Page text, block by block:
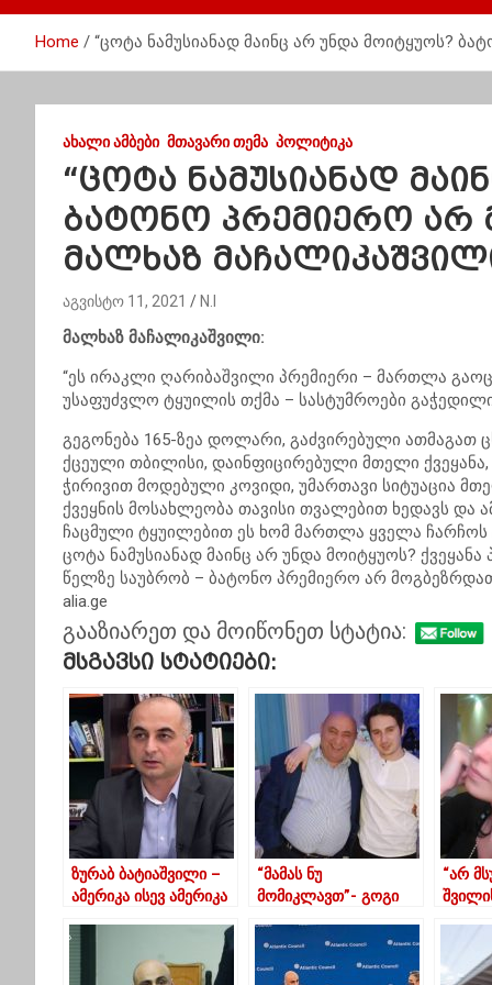
Home “ცოტა ნამუსიანად მაინც არ უნდა მოიტყუოს?
ᲐᲮᲐᲚᲘ ᲐᲛᲑᲔᲑᲘ ᲛᲗᲐᲕᲐᲠᲘ ᲗᲔᲛᲐ ᲞᲝᲚᲘᲢᲘᲙᲐ
“ცოტა ნამუსიანად
ბატონო პრემიერო არ
მალხაზ
აგვისტო 11, 2021 N.I
მალხაზ მაჩალიკაშვილი:
“ეს ირაკლი ღარიბაშვილი პრემიერი – მართლა
უსაფუძვლო ტყუილის თქმა – სასტუმროები
გეგონება 165-ზეა დოლარი, გაძვირებული ათმაგათ
ქცეული თბილისი, დაინფიცირებული მთელი
ჭირივით მოდებული კოვიდი, უმართავი სიტუაცია
ქვეყნის მოსახლეობა თავისი თვალებით ხედავს და
ჩაცმული ტყუილებით ეს ხომ მართლა ყველა ჩარჩოს
ცოტა ნამუსიანად მაინც არ უნდა მოიტყუოს? ქვეყანა
წელზე საუბრობ – ბატონო პრემიერო არ
alia.ge
გააზიარეთ და მოიწონეთ სტატია:
Მსგავსი Სტატიები:
ზურაბ ბატიაშვილი –
ამერიკა ისევ ამერიკა
“მამას ნუ
მომიკლავთ”- გოგი
ემოციური წერილი
“არ